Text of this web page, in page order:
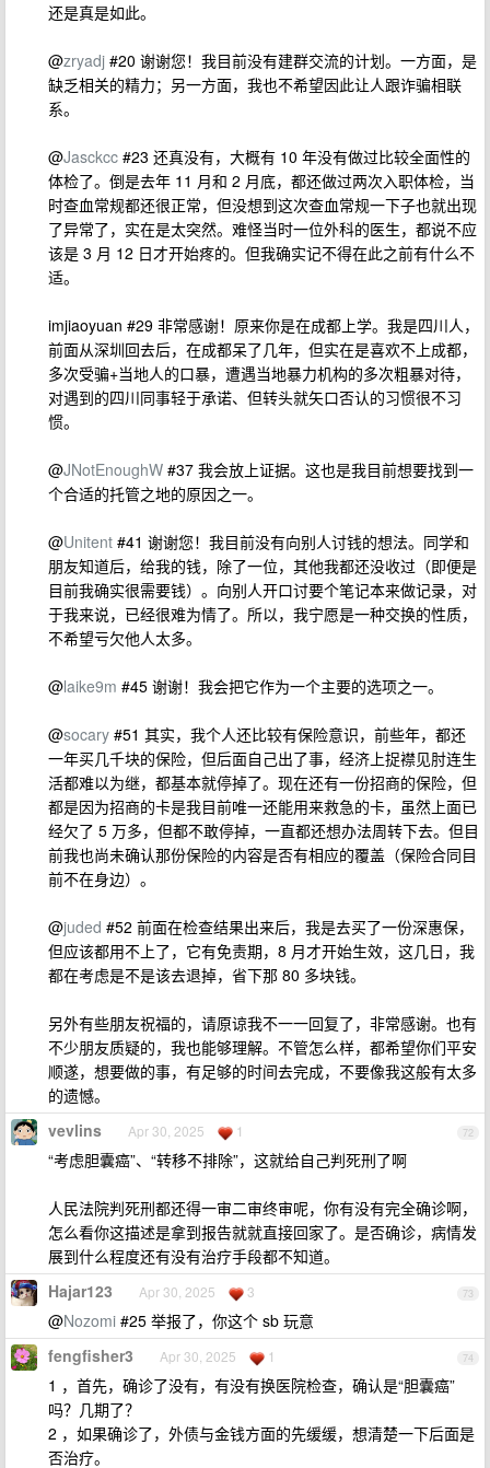
还是真是如此。
@zryadj #20 谢谢您！我目前没有建群交流的计划。一方面，是
缺乏相关的精力；另一方面，我也不希望因此让人跟诈骗相联
系。
@Jasckcc #23 还真没有，大概有 10 年没有做过比较全面性的
体检了。倒是去年 11 月和 2 月底，都还做过两次入职体检，当
时查血常规都还很正常，但没想到这次查血常规一下子也就出现
了异常了，实在是太突然。难怪当时一位外科的医生，都说不应
该是 3 月 12 日才开始疼的。但我确实记不得在此之前有什么不
适。
imjiaoyuan #29 非常感谢！原来你是在成都上学。我是四川人，
前面从深圳回去后，在成都呆了几年，但实在是喜欢不上成都，
多次受骗+当地人的口暴，遭遇当地暴力机构的多次粗暴对待，
对遇到的四川同事轻于承诺、但转头就矢口否认的习惯很不习
惯。
@JNotEnoughW #37 我会放上证据。这也是我目前想要找到一
个合适的托管之地的原因之一。
@Unitent #41 谢谢您！我目前没有向别人讨钱的想法。同学和
朋友知道后，给我的钱，除了一位，其他我都还没收过（即便是
目前我确实很需要钱）。向别人开口讨要个笔记本来做记录，对
于我来说，已经很难为情了。所以，我宁愿是一种交换的性质，
不希望亏欠他人太多。
@laike9m #45 谢谢！我会把它作为一个主要的选项之一。
@socary #51 其实，我个人还比较有保险意识，前些年，都还
一年买几千块的保险，但后面自己出了事，经济上捉襟见肘连生
活都难以为继，都基本就停掉了。现在还有一份招商的保险，但
都是因为招商的卡是我目前唯一还能用来救急的卡，虽然上面已
经欠了 5 万多，但都不敢停掉，一直都还想办法周转下去。但目
前我也尚未确认那份保险的内容是否有相应的覆盖（保险合同目
前不在身边）。
@juded #52 前面在检查结果出来后，我是去买了一份深惠保，
但应该都用不上了，它有免责期，8 月才开始生效，这几日，我
都在考虑是不是该去退掉，省下那 80 多块钱。
另外有些朋友祝福的，请原谅我不一一回复了，非常感谢。也有
不少朋友质疑的，我也能够理解。不管怎么样，都希望你们平安
顺遂，想要做的事，有足够的时间去完成，不要像我这般有太多
的遗憾。
72
vevlins Apr 30, 2025 1
“考虑胆囊癌”、“转移不排除”，这就给自己判死刑了啊
人民法院判死刑都还得一审二审终审呢，你有没有完全确诊啊，
怎么看你这描述是拿到报告就就直接回家了。是否确诊，病情发
展到什么程度还有没有治疗手段都不知道。
73
Hajar123 Apr 30, 2025 3
@Nozomi #25 举报了，你这个 sb 玩意
74
fengfisher3 Apr 30, 2025 1
1 ，首先，确诊了没有，有没有换医院检查，确认是“胆囊癌”
吗？几期了？
2 ，如果确诊了，外债与金钱方面的先缓缓，想清楚一下后面是
否治疗。